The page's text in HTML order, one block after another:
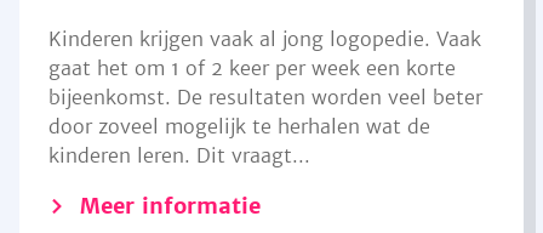
Kinderen krijgen vaak al jong logopedie. Vaak
gaat het om 1 of 2 keer per week een korte
bijeenkomst. De resultaten worden veel beter
door zoveel mogelijk te herhalen wat de
kinderen leren. Dit vraagt...
Meer informatie